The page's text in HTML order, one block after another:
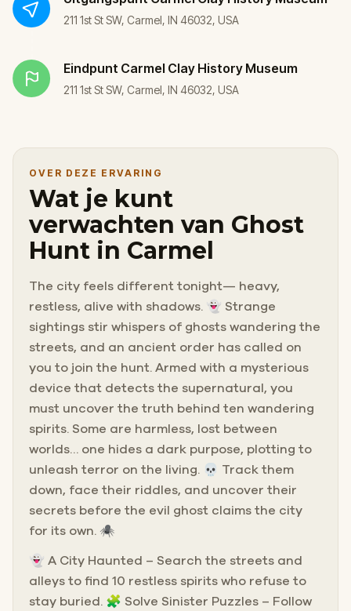
211 1st St SW, Carmel, IN 46032, USA
Eindpunt Carmel Clay History Museum
211 1st St SW, Carmel, IN 46032, USA
OVER DEZE ERVARING
Wat je kunt
verwachten van Ghost
Hunt in Carmel
The city feels different tonight— heavy,
restless, alive with shadows. 👻 Strange
sightings stir whispers of ghosts wandering the
streets, and an ancient order has called on
you to join the hunt. Armed with a mysterious
device that detects the supernatural, you
must uncover the truth behind ten wandering
spirits. Some are harmless, lost between
worlds… one hides a dark purpose, plotting to
unleash terror on the living. 💀 Track them
down, face their riddles, and uncover their
secrets before the evil ghost claims the city
for its own. 🕷️
👻 A City Haunted – Search the streets and
alleys to find 10 restless spirits who refuse to
stay buried. 🧩 Solve Sinister Puzzles – Follow